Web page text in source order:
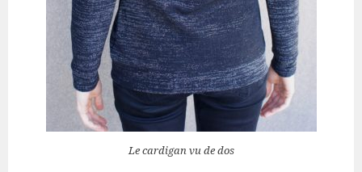
Le cardigan vu de dos